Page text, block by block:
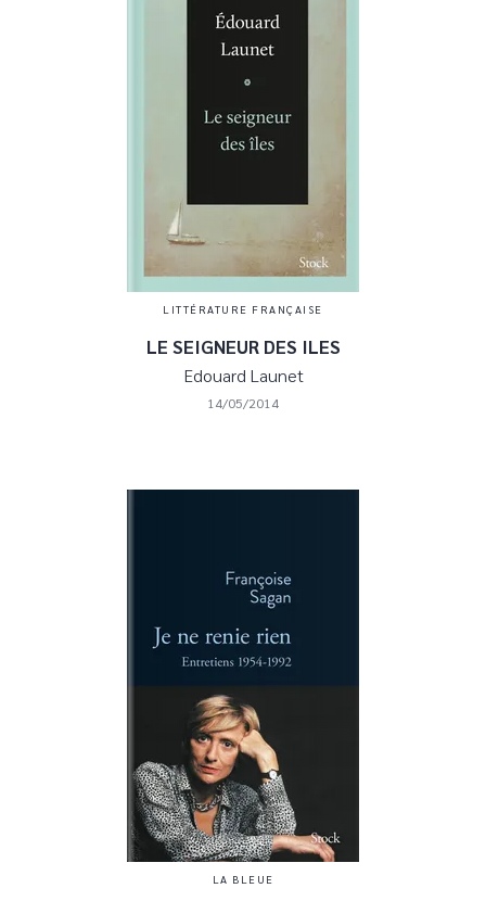
LITTÉRATURE FRANÇAISE
LE SEIGNEUR DES ILES
Edouard Launet
14/05/2014
LA BLEUE